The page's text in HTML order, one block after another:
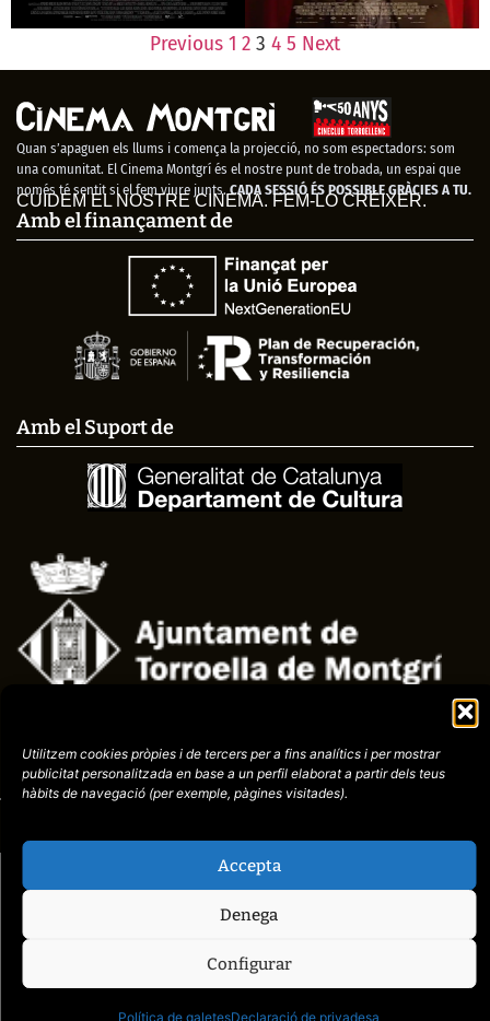
Utilitzem cookies pròpies i de tercers per a fins analítics i per mostrar
publicitatpersonalitzada en base a un perfil elaborat a partir dels teus
hàbits de navegació (perexemple, pàgines visitades).
Accepta
Denega
Configurar
Política de galetesDeclaració de privadesa
Previous 1 2 3 4 5 Next
Quan s’apaguen els llums i comença la projecció, no som espectadors: som
una comunitat. El Cinema Montgrí és el nostre punt de trobada, un espai que
només té sentit si el fem viure junts. CADA SESSIÓ ÉS POSSIBLE GRÀCIES A TU.
CUIDEM EL NOSTRE CINEMA. FEM-LO CRÉIXER.
Amb el finançament de
Amb el Suport de